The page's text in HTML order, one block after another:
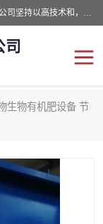
诸城汇泽机械有限公司是一家高新技术设备制造企业。公司坚持以高技术和，高服务于用户，以的环保机械制造设备赢的用户的信赖。现在主要生产死亡畜禽无害化处理和立式和卧式有机肥设备，搅拌机，烘干机，高温发酵机等。污水处理设备，固液分离机。气浮机，化制机等。公司秉承品质，用户至上，科技创新的经营理。
司
生物有机肥设备 节
备
酶体机